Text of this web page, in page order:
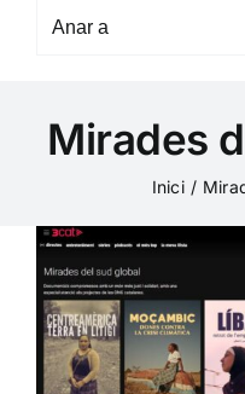
Anar a
Mirades
Inici